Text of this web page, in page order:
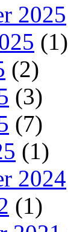
2025
(1)
(2)
(3)
(7)
(1)
2024
(1)